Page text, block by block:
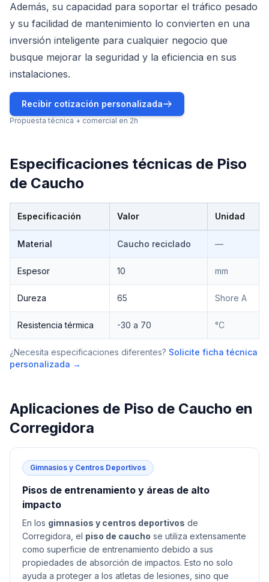
Además, su capacidad para soportar el tráfico pesado
y su facilidad de mantenimiento lo convierten en una
inversión inteligente para cualquier negocio que
busque mejorar la seguridad y la eficiencia en sus
instalaciones.
Recibir cotización personalizada
Propuesta técnica + comercial en 2h
Especificaciones técnicas de Piso
de Caucho
Especificación Valor Unidad
Material Caucho reciclado —
Espesor 10 mm
Dureza 65 Shore A
Resistencia térmica -30 a 70 °C
¿Necesita especificaciones diferentes? Solicite ficha técnica
personalizada →
Aplicaciones de Piso de Caucho en
Corregidora
Gimnasios y Centros Deportivos
Pisos de entrenamiento y áreas de alto
impacto
En los gimnasios y centros deportivos de
Corregidora, el piso de caucho se utiliza extensamente
como superficie de entrenamiento debido a sus
propiedades de absorción de impactos. Esto no solo
ayuda a proteger a los atletas de lesiones, sino que